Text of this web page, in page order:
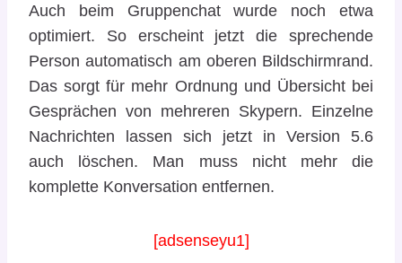
Auch beim Gruppenchat wurde noch etwa
optimiert. So erscheint jetzt die sprechende
Person automatisch am oberen Bildschirmrand.
Das sorgt für mehr Ordnung und Übersicht bei
Gesprächen von mehreren Skypern. Einzelne
Nachrichten lassen sich jetzt in Version 5.6
auch löschen. Man muss nicht mehr die
komplette Konversation entfernen.
[adsenseyu1]